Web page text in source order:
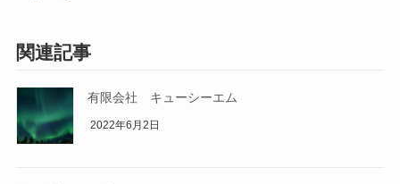
関連記事
有限会社 キューシーエム
2022年6月2日